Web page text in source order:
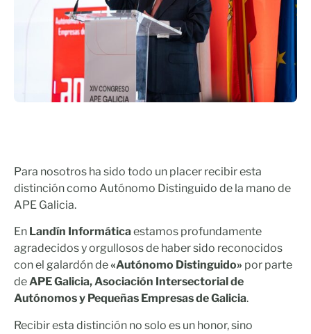
Para nosotros ha sido todo un placer recibir esta
distinción como Autónomo Distinguido de la mano de
APE Galicia.
En Landín Informáticaestamos profundamente
agradecidos y orgullosos de haber sido reconocidos
con el galardón de «Autónomo Distinguido» por parte
deAPE Galicia, Asociación Intersectorial de
Autónomos y Pequeñas Empresas de Galicia.
Recibir esta distinción no solo es un honor, sino